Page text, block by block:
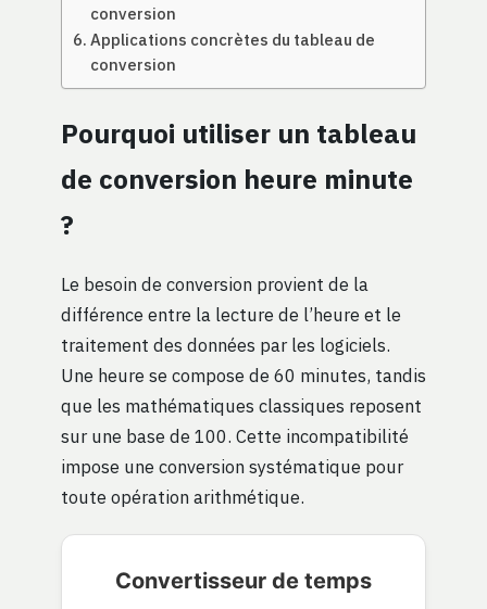
conversion
Applications concrètes du tableau de
conversion
Pourquoi utiliser un tableau
de conversion heure minute
?
Le besoin de conversion provient de la
différence entre la lecture de l’heure et le
traitement des données par les logiciels.
Une heure se compose de 60 minutes, tandis
que les mathématiques classiques reposent
sur une base de 100. Cette incompatibilité
impose une conversion systématique pour
toute opération arithmétique.
Convertisseur de temps